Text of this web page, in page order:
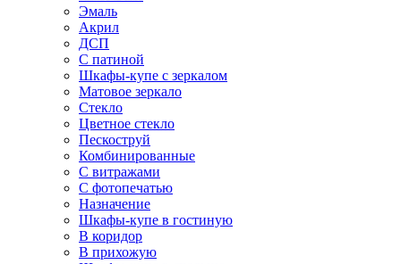
Эмаль
Акрил
ДСП
С патиной
Шкафы-купе с зеркалом
Матовое зеркало
Стекло
Цветное стекло
Пескоструй
Комбинированные
С витражами
С фотопечатью
Назначение
Шкафы-купе в гостиную
В коридор
В прихожую